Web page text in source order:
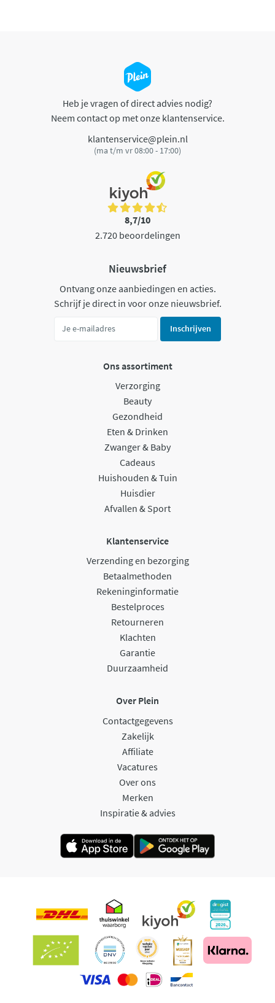
Heb je vragen of direct advies nodig?
Neem contact op met onze klantenservice.
klantenservice@plein.nl
(ma t/m vr 08:00 - 17:00)
8,7/10
2.720 beoordelingen
Nieuwsbrief
Ontvang onze aanbiedingen en acties.
Schrijf je direct in voor onze nieuwsbrief.
Inschrijven
Ons assortiment
Verzorging
Beauty
Gezondheid
Eten & Drinken
Zwanger & Baby
Cadeaus
Huishouden & Tuin
Huisdier
Afvallen & Sport
Klantenservice
Verzending en bezorging
Betaalmethoden
Rekeninginformatie
Bestelproces
Retourneren
Klachten
Garantie
Duurzaamheid
Over Plein
Contactgegevens
Zakelijk
Affiliate
Vacatures
Over ons
Merken
Inspiratie & advies